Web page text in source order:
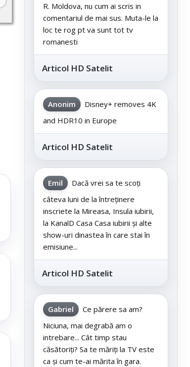
R. Moldova, nu cum ai scris in
comentariul de mai sus. Muta-le la
loc te rog pt va sunt tot tv
romanesti
Articol HD Satelit
Anonim
Disney+ removes 4K
and HDR10 in Europe
Articol HD Satelit
Emil
Dacă vrei sa te scoți
câteva luni de la întreținere
inscriete la Mireasa, Insula iubirii,
la KanalD Casa Casa iubirii și alte
show-uri dinastea în care stai în
emisiune...
Articol HD Satelit
Gabriel
Ce părere sa am?
Niciuna, mai degrabă am o
intrebare... Cât timp stau
căsătoriți? Sa te măriți la TV este
ca și cum te-ai mărita în gara.